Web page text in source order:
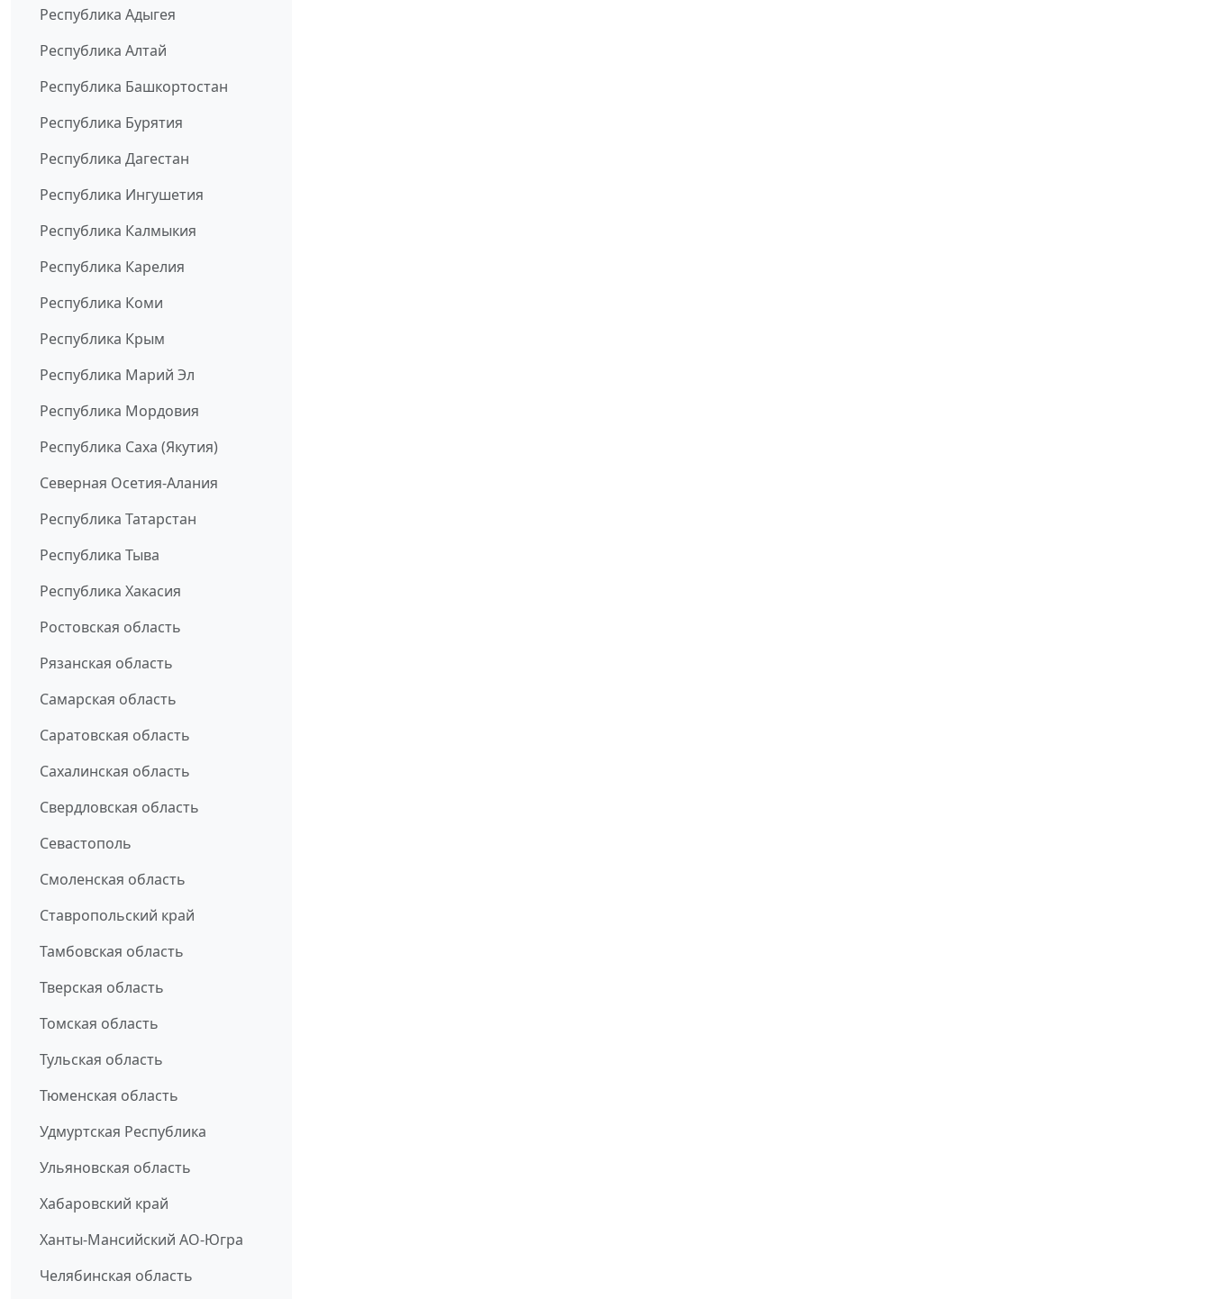
Республика Адыгея
Республика Алтай
Республика Башкортостан
Республика Бурятия
Республика Дагестан
Республика Ингушетия
Республика Калмыкия
Республика Карелия
Республика Коми
Республика Крым
Республика Марий Эл
Республика Мордовия
Республика Саха (Якутия)
Северная Осетия-Алания
Республика Татарстан
Республика Тыва
Республика Хакасия
Ростовская область
Рязанская область
Самарская область
Саратовская область
Сахалинская область
Свердловская область
Севастополь
Смоленская область
Ставропольский край
Тамбовская область
Тверская область
Томская область
Тульская область
Тюменская область
Удмуртская Республика
Ульяновская область
Хабаровский край
Ханты-Мансийский АО-Югра
Челябинская область